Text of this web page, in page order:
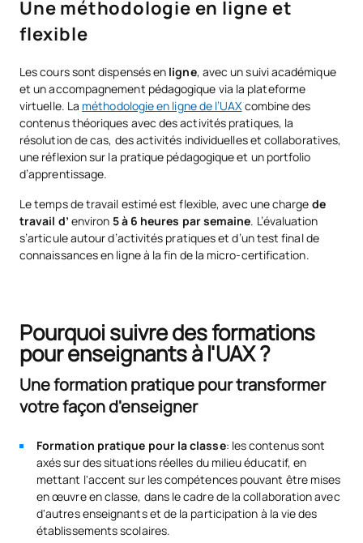
Une méthodologie en ligne et
flexible
Les cours sont dispensés en ligne, avec un suivi académique
et un accompagnement pédagogique via la plateforme
virtuelle. La méthodologie en ligne de l’UAX combine des
contenus théoriques avec des activités pratiques, la
résolution de cas, des activités individuelles et collaboratives,
une réflexion sur la pratique pédagogique et un portfolio
d’apprentissage.
Le temps de travail estimé est flexible, avec une charge de
travail d’ environ 5 à 6 heures par semaine. L’évaluation
s’articule autour d’activités pratiques et d’un test final de
connaissances en ligne à la fin de la micro-certification.
Pourquoi suivre des formations
pour enseignants à l'UAX ?
Une formation pratique pour transformer
votre façon d'enseigner
Formation pratique pour la classe: les contenus sont
axés sur des situations réelles du milieu éducatif, en
mettant l'accent sur les compétences pouvant être mises
en œuvre en classe, dans le cadre de la collaboration avec
d'autres enseignants et de la participation à la vie des
établissements scolaires.